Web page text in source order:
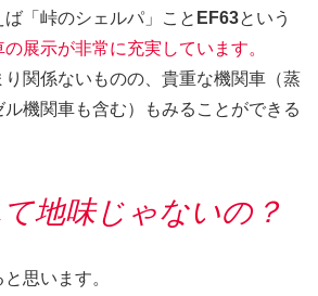
「峠のシェルパ」こと EF63という
展示が非常に充実しています。
り関係ないものの、貴重な機関車（蒸
機関車も含む）もみることができる
地味じゃないの？
思います。